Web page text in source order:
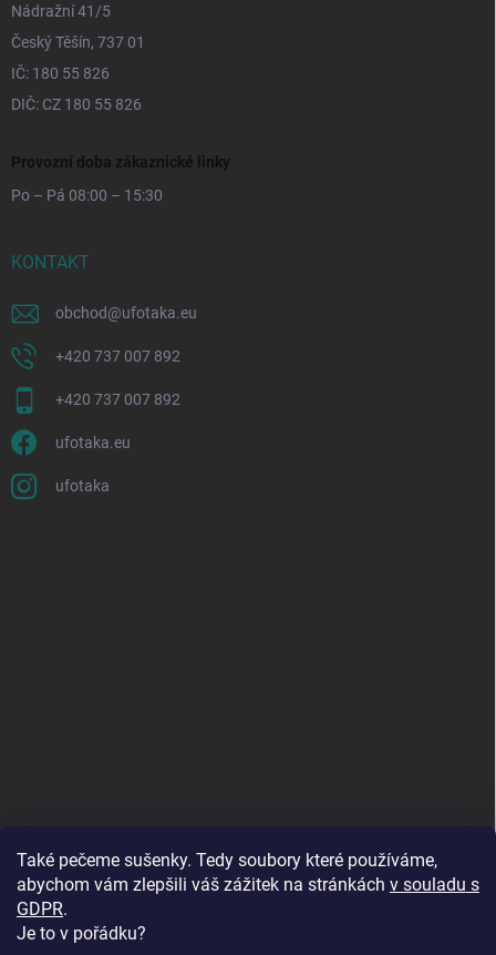
Také pečeme sušenky. Tedy soubory které používáme,
abychom vám zlepšili váš zážitek na stránkách v souladu s
GDPR.
Je to v pořádku?
Nádražní 41/5
Český Těšín, 737 01
IČ: 180 55 826
DIČ: CZ 180 55 826
Provozní doba zákaznické linky
Po – Pá 08:00 – 15:30
KONTAKT
obchod@ufotaka.eu
+420 737 007 892
+420 737 007 892
ufotaka.eu
ufotaka